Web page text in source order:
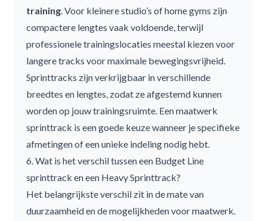
training. Voor kleinere studio’s of home gyms zijn
compactere lengtes vaak voldoende, terwijl
professionele trainingslocaties meestal kiezen voor
langere tracks voor maximale bewegingsvrijheid.
Sprinttracks zijn verkrijgbaar in verschillende
breedtes en lengtes, zodat ze afgestemd kunnen
worden op jouw trainingsruimte. Een maatwerk
sprinttrack is een goede keuze wanneer je specifieke
afmetingen of een unieke indeling nodig hebt.
6. Wat is het verschil tussen een Budget Line
sprinttrack en een Heavy Sprinttrack?
Het belangrijkste verschil zit in de mate van
duurzaamheid en de mogelijkheden voor maatwerk.